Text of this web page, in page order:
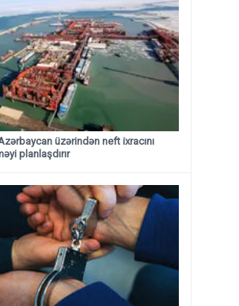
üzərindən neft ixracını
planlaşdırır